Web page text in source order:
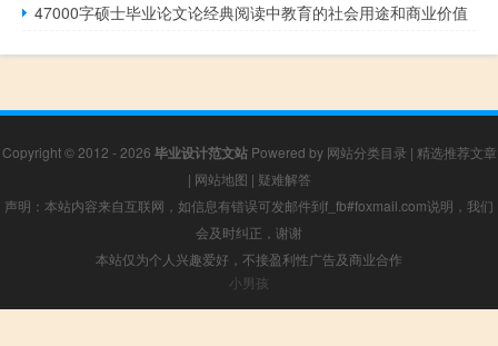
47000字硕士毕业论文论经典阅读中教育的社会用途和商业价值
Copyright © 2012 - 2026 毕业设计范文站Powered by 网站分类目录 | 精选推荐文章
| 网站地图 | 疑难解答
声明：本站内容来自互联网，如信息有错误可发邮件到f_fb#foxmail.com说明，我们
会及时纠正，谢谢
本站仅为个人兴趣爱好，不接盈利性广告及商业合作
小男孩